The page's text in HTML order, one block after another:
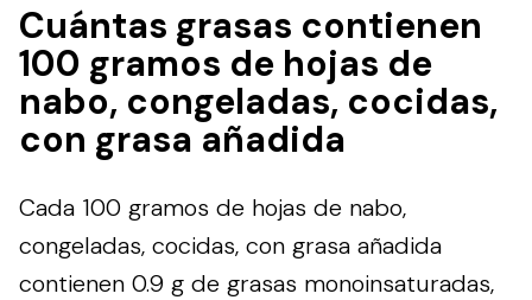
Cuántas grasas contienen
100 gramos de hojas de
nabo, congeladas, cocidas,
con grasa añadida
Cada 100 gramos de hojas de nabo,
congeladas, cocidas, con grasa añadida
contienen 0.9 g de grasas monoinsaturadas,